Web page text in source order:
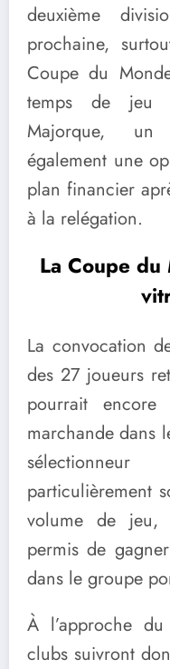
deuxième
prochaine,
Coupe du
temps de jeu
Majorque, un
également une
plan financier
à la relégation.
La Coupe
La convocation
des 27 joueurs
pourrait
marchande dans
particulièrement
volume de
permis de
dans le groupe
À l’approche
clubs suivront